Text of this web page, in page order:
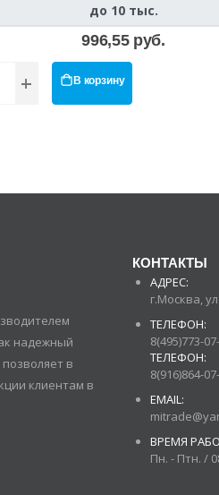
до 10 тыс.
996,55 руб.
+ В корзину
надежный
в
клиентам в
КОНТАКТЫ
АДРЕС:
г.Москва,
ТЕЛЕФОН:
8(495)773-
ТЕЛЕФОН:
8(916)864-
EMAIL:
ВРЕМЯ
Пн. - Птн. /